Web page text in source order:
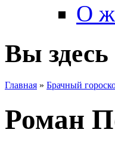
О
Вы здесь
Главная » Брачный
Роман